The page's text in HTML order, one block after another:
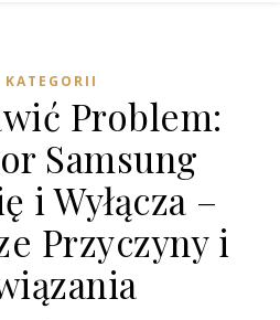
KATEGORII
Problem:
Samsung
i Wyłącza –
Przyczyny i